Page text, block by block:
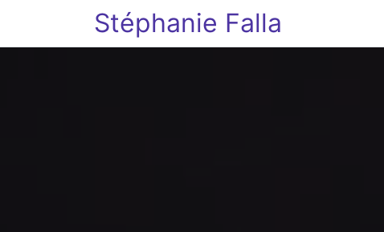
Stéphanie Falla